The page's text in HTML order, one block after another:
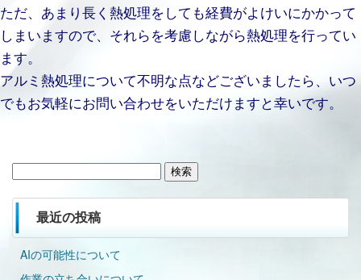
ただ、あまり長く熱処理をしても経費がよけいにかかって
しまいますので、それらを考慮しながら熱処理を行ってい
ます。
アルミ熱処理について不明な点などございましたら、いつ
でもお気軽にお問い合わせをいただけますと幸いです。
最近の投稿
AIの可能性について